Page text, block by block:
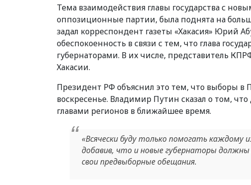
Тема взаимодействия главы государства с
оппозиционные партии, была поднята на
задал корреспондент газеты «Хакасия» Юрий
обеспокоенность в связи с тем, что глава
губернаторами. В их числе, представитель
Хакасии.
Президент РФ объяснил это тем, что выборы в
воскресенье. Владимир Путин сказал о том,
главами регионов в ближайшее время.
«Всячески буду только помогать каждому
добавив, что и новые губернаторы
свои предвыборные обещания.